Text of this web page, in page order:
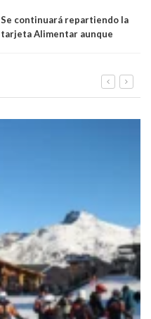
Se continuará repartiendo la
tarjeta Alimentar aunque